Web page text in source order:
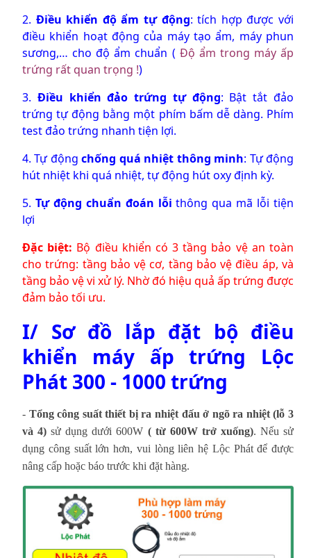
2. Điều khiển độ ẩm tự động: tích hợp được với
điều khiển hoạt động của máy tạo ẩm, máy phun
sương,… cho độ ẩm chuẩn ( Độ ẩm trong máy ấp
trứng rất quan trọng !)
3. Điều khiển đảo trứng tự động: Bật tắt đảo
trứng tự động bằng một phím bấm dễ dàng. Phím
test đảo trứng nhanh tiện lợi.
4. Tự độngchống quá nhiệt thông minh: Tự động
hút nhiệt khi quá nhiệt, tự động hút oxy định kỳ.
5. Tự động chuẩn đoán lỗi thông qua mã lỗi tiện
lợi
Đặc biệt: Bộ điều khiển có 3 tầng bảo vệ an toàn
cho trứng: tầng bảo vệ cơ, tầng bảo vệ điều áp, và
tầng bảo vệ vi xử lý. Nhờ đó hiệu quả ấp trứng được
đảm bảo tối ưu.
I/ Sơ đồ lắp đặt bộ điều
khiển máy ấp trứng Lộc
Phát 300 - 1000 trứng
- Tổng công suất thiết bị ra nhiệt đấu ở ngõ ra nhiệt (lỗ 3
và 4)sử dụng dưới 600W ( từ 600W trở xuống). Nếu sử
dụng công suất lớn hơn, vui lòng liên hệ Lộc Phát để được
nâng cấp hoặc báo trước khi đặt hàng.